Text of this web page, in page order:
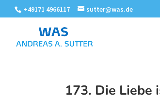
+49171 4966117 sutter@was.de
173. Die Liebe